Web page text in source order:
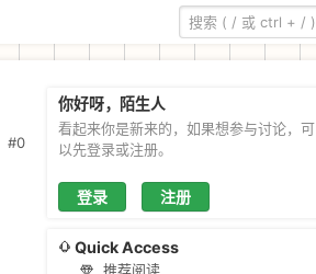
#0
你好呀，陌生人
看起来你是新来的，如果想参与讨论，可
以先登录或注册。
登录 注册
Quick Access
推荐阅读